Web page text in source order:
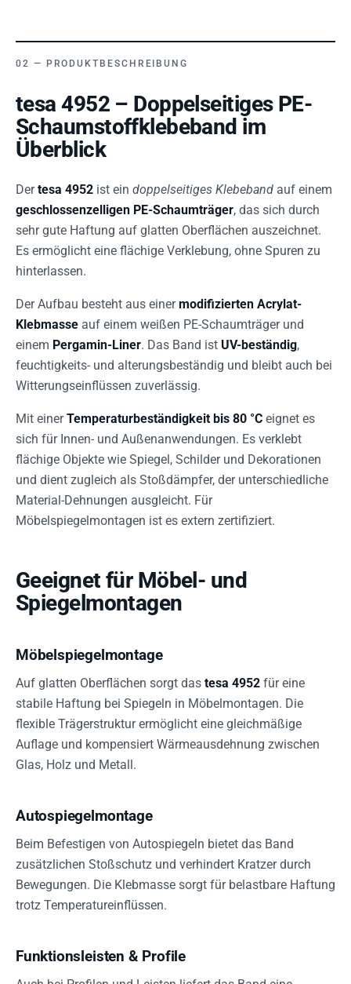
PRODUKTBESCHREIBUNG
tesa 4952 – Doppelseitiges PE-
Schaumstoffklebeband im
Überblick
Dertesa 4952 ist ein doppelseitiges Klebeband auf einem
geschlossenzelligen PE-Schaumträger, das sich durch
sehr gute Haftung auf glatten Oberflächen auszeichnet.
Es ermöglicht eine flächige Verklebung, ohne Spuren zu
hinterlassen.
Der Aufbau besteht aus einermodifizierten Acrylat-
Klebmasse auf einem weißen PE-Schaumträger und
einem Pergamin-Liner. Das Band ist UV-beständig,
feuchtigkeits- und alterungsbeständig und bleibt auch bei
Witterungseinflüssen zuverlässig.
Mit einerTemperaturbeständigkeit bis 80 °C eignet es
sich für Innen- und Außenanwendungen. Es verklebt
flächige Objekte wie Spiegel, Schilder und Dekorationen
und dient zugleich als Stoßdämpfer, der unterschiedliche
Material-Dehnungen ausgleicht. Für
Möbelspiegelmontagen ist es extern zertifiziert.
Geeignet für Möbel- und
Spiegelmontagen
Möbelspiegelmontage
Auf glatten Oberflächen sorgt das tesa 4952 für eine
stabile Haftung bei Spiegeln in Möbelmontagen. Die
flexible Trägerstruktur ermöglicht eine gleichmäßige
Auflage und kompensiert Wärmeausdehnung zwischen
Glas, Holz und Metall.
Autospiegelmontage
Beim Befestigen von Autospiegeln bietet das Band
zusätzlichen Stoßschutz und verhindert Kratzer durch
Bewegungen. Die Klebmasse sorgt für belastbare Haftung
trotz Temperatureinflüssen.
Funktionsleisten & Profile